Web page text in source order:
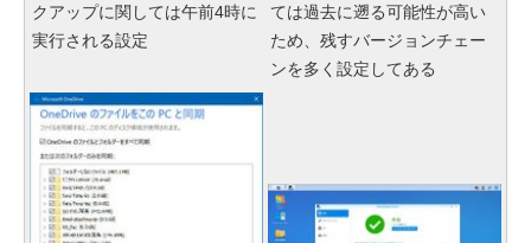
クアップに関しては午前4時に
実行される設定
ては過去に遡る可能性が高い
ため、残すバージョンチェー
ンを多く設定してある